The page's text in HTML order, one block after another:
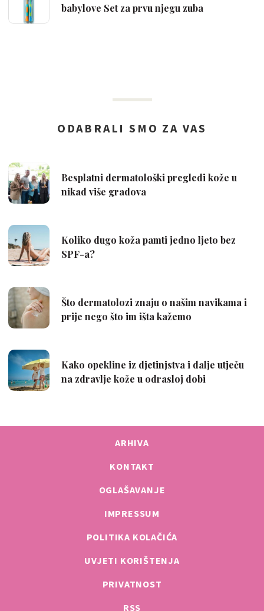
babylove Set za prvu njegu zuba
ARHIVA
KONTAKT
OGLAŠAVANJE
IMPRESSUM
POLITIKA KOLAČIĆA
UVJETI KORIŠTENJA
PRIVATNOST
RSS